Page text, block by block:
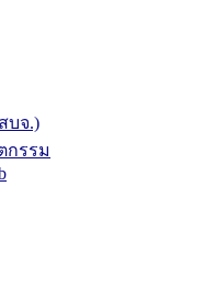
บจ.)
กรรม